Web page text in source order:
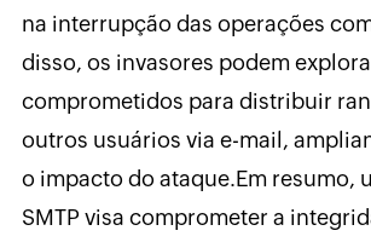
na interrupção das operações
disso, os invasores podem
comprometidos para distribuir
outros usuários via e-mail,
o impacto do ataque.Em resumo,
SMTP visa comprometer a